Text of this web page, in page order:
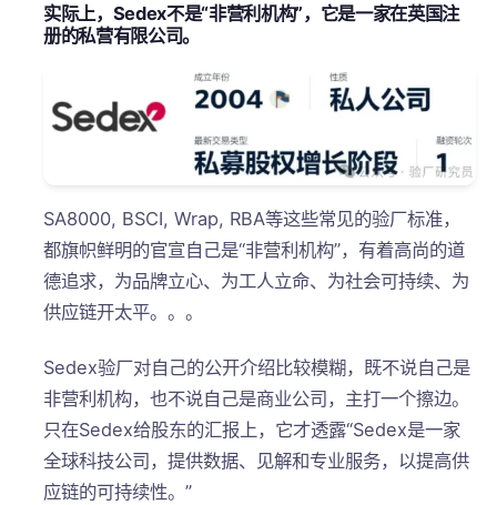
实际上，Sedex不是“非营利机构”，它是一家在英国注
册的私营有限公司。
SA8000, BSCI, Wrap, RBA等这些常见的验厂标准，
都旗帜鲜明的官宣自己是“非营利机构”，有着高尚的道
德追求，为品牌立心、为工人立命、为社会可持续、为
供应链开太平。。。
Sedex验厂对自己的公开介绍比较模糊，既不说自己是
非营利机构，也不说自己是商业公司，主打一个擦边。
只在Sedex给股东的汇报上，它才透露“Sedex是一家
全球科技公司，提供数据、见解和专业服务，以提高供
应链的可持续性。”